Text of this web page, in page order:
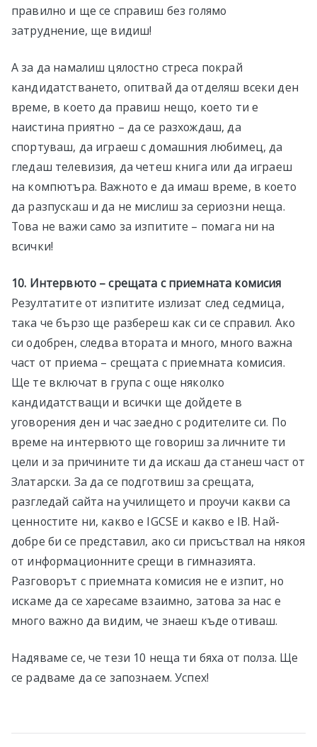
правилно и ще се справиш без голямо
затруднение, ще видиш!
А за да намалиш цялостно стреса покрай
кандидатстването, опитвай да отделяш всеки ден
време, в което да правиш нещо, което ти е
наистина приятно – да се разхождаш, да
спортуваш, да играеш с домашния любимец, да
гледаш телевизия, да четеш книга или да играеш
на компютъра. Важното е да имаш време, в което
да разпускаш и да не мислиш за сериозни неща.
Това не важи само за изпитите – помага ни на
всички!
10. Интервюто – срещата с приемната комисия
Резултатите от изпитите излизат след седмица,
така че бързо ще разбереш как си се справил. Ако
си одобрен, следва втората и много, много важна
част от приема – срещата с приемната комисия.
Ще те включат в група с още няколко
кандидатстващи и всички ще дойдете в
уговорения ден и час заедно с родителите си. По
време на интервюто ще говориш за личните ти
цели и за причините ти да искаш да станеш част от
Златарски. За да се подготвиш за срещата,
разгледай сайта на училището и проучи какви са
ценностите ни, какво е IGCSE и какво е IB. Най-
добре би се представил, ако си присъствал на някоя
от информационните срещи в гимназията.
Разговорът с приемната комисия не е изпит, но
искаме да се харесаме взаимно, затова за нас е
много важно да видим, че знаеш къде отиваш.
Надяваме се, че тези 10 неща ти бяха от полза. Ще
се радваме да се запознаем. Успех!